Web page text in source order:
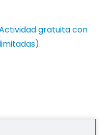
Actividad gratuita con